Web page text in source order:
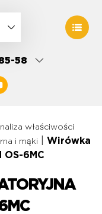
58
właściwości
i mąki
Wirówka
OS-6MC